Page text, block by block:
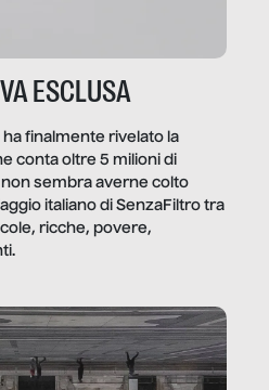
ESCLUSA
ha finalmente rivelato la
conta oltre 5 milioni di
non sembra averne colto
italiano di SenzaFiltro tra
ricche, povere,